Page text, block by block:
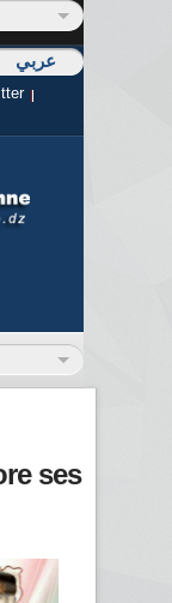
عربي
ses